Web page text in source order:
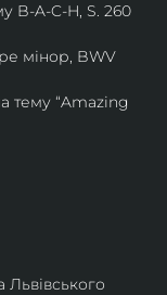
B-A-C-H, S. 260
мінор, BWV
тему “Amazing
Львівського